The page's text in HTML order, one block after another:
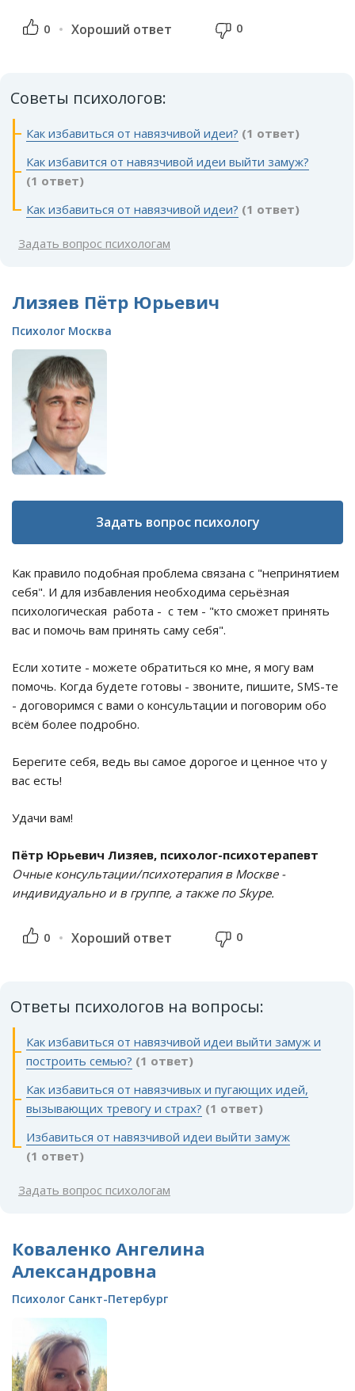
0 Хороший ответ 0
Советы психологов:
Как избавиться от навязчивой идеи? (1 ответ)
Как избавится от навязчивой идеи выйти замуж?
(1 ответ)
Как избавиться от навязчивой идеи? (1 ответ)
Задать вопрос психологам
Лизяев Пётр Юрьевич
Психолог Москва
Задать вопрос психологу
Как правило подобная проблема связана с "непринятием
себя". И для избавления необходима серьёзная
психологическая работа - с тем - "кто сможет принять
вас и помочь вам принять саму себя".
Если хотите - можете обратиться ко мне, я могу вам
помочь. Когда будете готовы - звоните, пишите, SMS-те
- договоримся с вами о консультации и поговорим обо
всём более подробно.
Берегите себя, ведь вы самое дорогое и ценное что у
вас есть!
Удачи вам!
Пётр Юрьевич Лизяев, психолог-психотерапевт
Очные консультации/психотерапия в Москве -
индивидуально и в группе, а также по Skype.
0 Хороший ответ 0
Ответы психологов на вопросы:
Как избавиться от навязчивой идеи выйти замуж и
построить семью? (1 ответ)
Как избавиться от навязчивых и пугающих идей,
вызывающих тревогу и страх? (1 ответ)
Избавиться от навязчивой идеи выйти замуж
(1 ответ)
Задать вопрос психологам
Коваленко Ангелина
Александровна
Психолог Санкт-Петербург